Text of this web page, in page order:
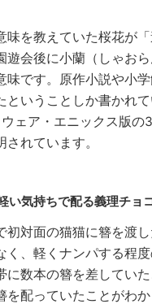
を教えていた桜花が
遊会後に小蘭（しゃお
味です。原作小説や小
ということしか書かれ
ェア・エニックス版の
れています。
気持ちで配る義理チョ
対面の猫猫に簪を渡
く、軽くナンパする程度
に数本の簪を差してい
を配っていたことがわ